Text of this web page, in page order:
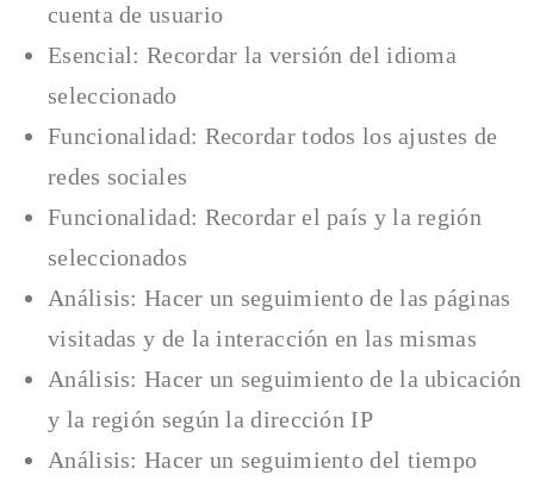
cuenta de usuario
Esencial: Recordar la versión del idioma
seleccionado
Funcionalidad: Recordar todos los ajustes de
redes sociales
Funcionalidad: Recordar el país y la región
seleccionados
Análisis: Hacer un seguimiento de las páginas
visitadas y de la interacción en las mismas
Análisis: Hacer un seguimiento de la ubicación
y la región según la dirección IP
Análisis: Hacer un seguimiento del tiempo